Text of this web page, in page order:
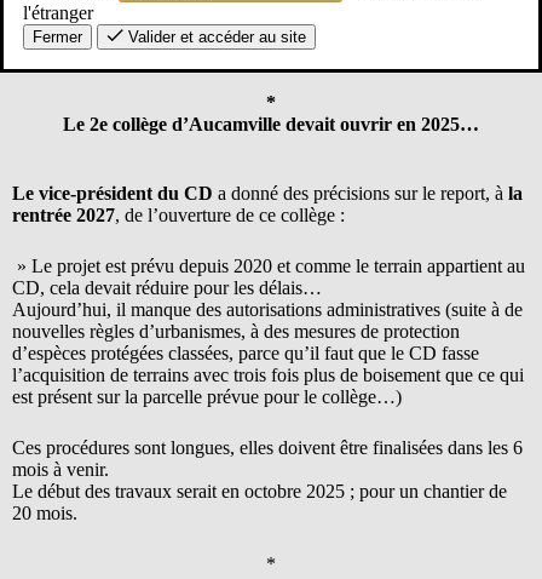
Sur les années à venir, sur les personnels du conseil
départemental (CD)…Le SE-Unsa avait plusieurs demandes.
*
Le 2e collège d’Aucamville devait ouvrir en 2025…
Le vice-président du CD a donné des précisions sur le report, à la
rentrée 2027, de l’ouverture de ce collège :
» Le projet est prévu depuis 2020 et comme le terrain appartient au
CD, cela devait réduire pour les délais…
Aujourd’hui, il manque des autorisations administratives (suite à de
nouvelles règles d’urbanismes, à des mesures de protection
d’espèces protégées classées, parce qu’il faut que le CD fasse
l’acquisition de terrains avec trois fois plus de boisement que ce qui
est présent sur la parcelle prévue pour le collège…)
Ces procédures sont longues, elles doivent être finalisées dans les 6
mois à venir.
Le début des travaux serait en octobre 2025 ; pour un chantier de
20 mois.
*
l'étranger
Fermer Valider et accéder au site